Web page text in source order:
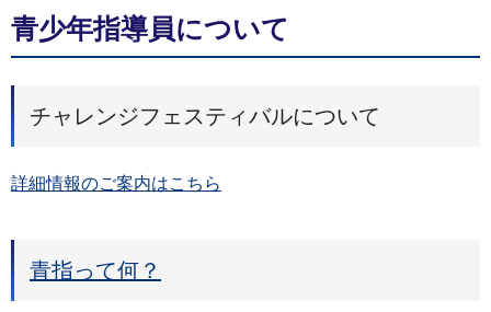
青少年指導員について
チャレンジフェスティバルについて
詳細情報のご案内はこちら
青指って何？